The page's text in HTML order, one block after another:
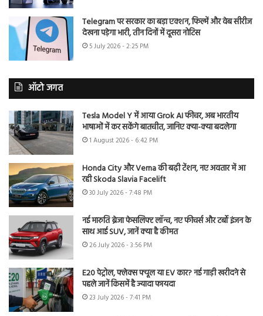
Telegram पर सरकार का बड़ा एक्शन, फिल्में और वेब सीरीज
देखना पड़ेगा भारी, तीन दिनों में दूसरा नोटिस
5 July 2026 - 2:25 PM
ऑटो जगत
Tesla Model Y में आया Grok AI फीचर, अब भारतीय
भाषाओं में कर सकेंगे बातचीत, जानिए क्या-क्या बदलेगा
1 August 2026 - 6:42 PM
Honda City और Verna की बढ़ी टेंशन, नए अवतार में आ
रही Skoda Slavia Facelift
30 July 2026 - 7:48 PM
नई मारुति ब्रेजा फेसलिफ्ट लॉन्च, नए फीचर्स और टर्बो इंजन के
साथ आई SUV, जानें क्या है कीमत
26 July 2026 - 3:56 PM
E20 पेट्रोल, फ्लेक्स फ्यूल या EV कार? नई गाड़ी खरीदने से
पहले जानें किसमें है ज्यादा फायदा
23 July 2026 - 7:41 PM